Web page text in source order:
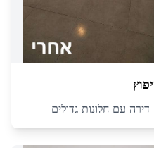
דירה עם חלונות גדולים